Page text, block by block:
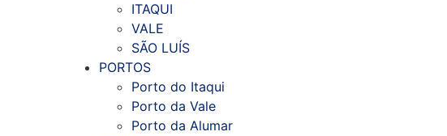
ITAQUI
VALE
SÃO LUÍS
PORTOS
Porto do Itaqui
Porto da Vale
Porto da Alumar